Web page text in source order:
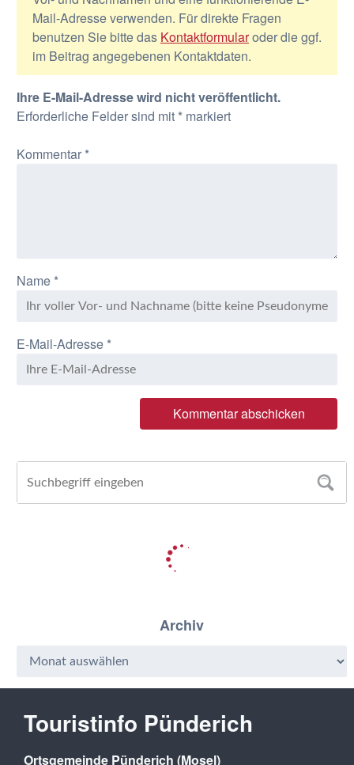
Mail-Adresse verwenden. Für direkte Fragen
benutzen Sie bitte das Kontaktformularoder die ggf.
im Beitrag angegebenen Kontaktdaten.
Ihre E-Mail-Adresse wird nicht veröffentlicht.
Erforderliche Felder sind mit *markiert
Kommentar *
Name *
E-Mail-Adresse *
Archiv
Touristinfo Pünderich
Ortsgemeinde Pünderich (Mosel)